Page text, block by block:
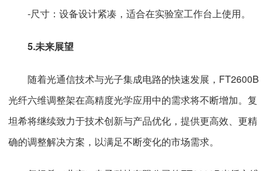
-尺寸：设备设计紧凑，适合在实验室工作台上使用。
5.未来展望
随着光通信技术与光子集成电路的快速发展，FT2600B
光纤六维调整架在高精度光学应用中的需求将不断增加。复
坦希将继续致力于技术创新与产品优化，提供更高效、更精
确的调整解决方案，以满足不断变化的市场需求。